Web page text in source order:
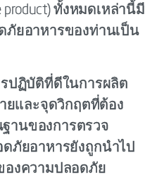
ทั้งหมดเหล่านี้มี
ภัยอาหารของท่านเป็น
ปฏิบัติที่ดีในการผลิต
ายและจุดวิกฤตที่ต้อง
นฐานของการตรวจ
ภัยอาหารยังถูกนำไป
องความปลอดภัย